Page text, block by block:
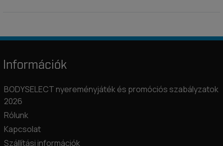
Információk
BODYSELECT nyereményjáték és promóciós szabályzatok
2026
Rólunk
Kapcsolat
Szállítási információk